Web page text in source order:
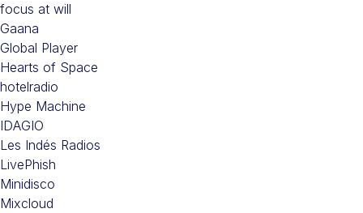
focus at will
Gaana
Global Player
Hearts of Space
hotelradio
Hype Machine
IDAGIO
Les Indés Radios
LivePhish
Minidisco
Mixcloud